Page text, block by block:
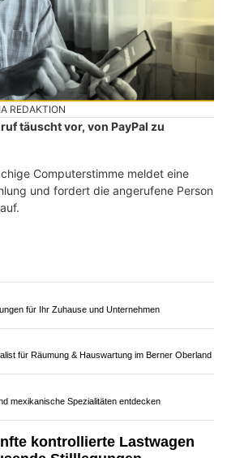
im Boutique Hotel & Restaurant Niesenblick
BE für Service und Carrosserie
Gemeinden und Unternehmen
mit PayPal-Anrufen –
und Fernzugriff